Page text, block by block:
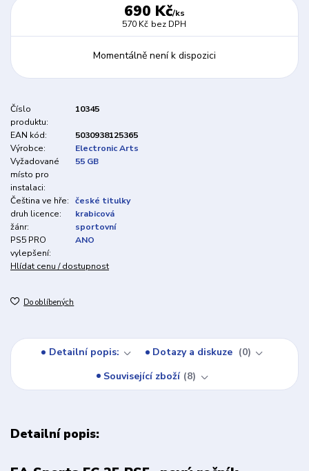
690 Kč/ks
570 Kč bez DPH
Momentálně není k dispozici
Číslo
produktu:
10345
EAN kód:
5030938125365
Výrobce:
Electronic Arts
Vyžadované
místo pro
instalaci:
55 GB
Čeština ve hře:
české titulky
druh licence:
krabicová
žánr:
sportovní
PS5 PRO
vylepšení:
ANO
Hlídat cenu / dostupnost
Do oblíbených
Detailní popis: Dotazy a diskuze
0
Související zboží 8
Detailní popis: